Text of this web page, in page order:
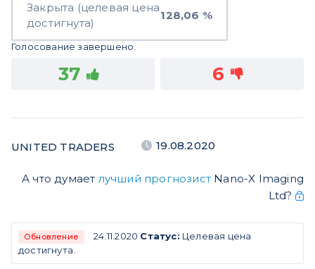
Закрыта (целевая цена
достигнута)
128,06 %
Голосование завершено.
37 6
UNITED TRADERS 19.08.2020
А что думает лучший прогнозист Nano-X Imaging
Ltd?
Обновление 24.11.2020 Статус: Целевая цена
достигнута.